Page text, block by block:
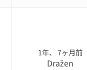
1年、 7ヶ月前
Dražen